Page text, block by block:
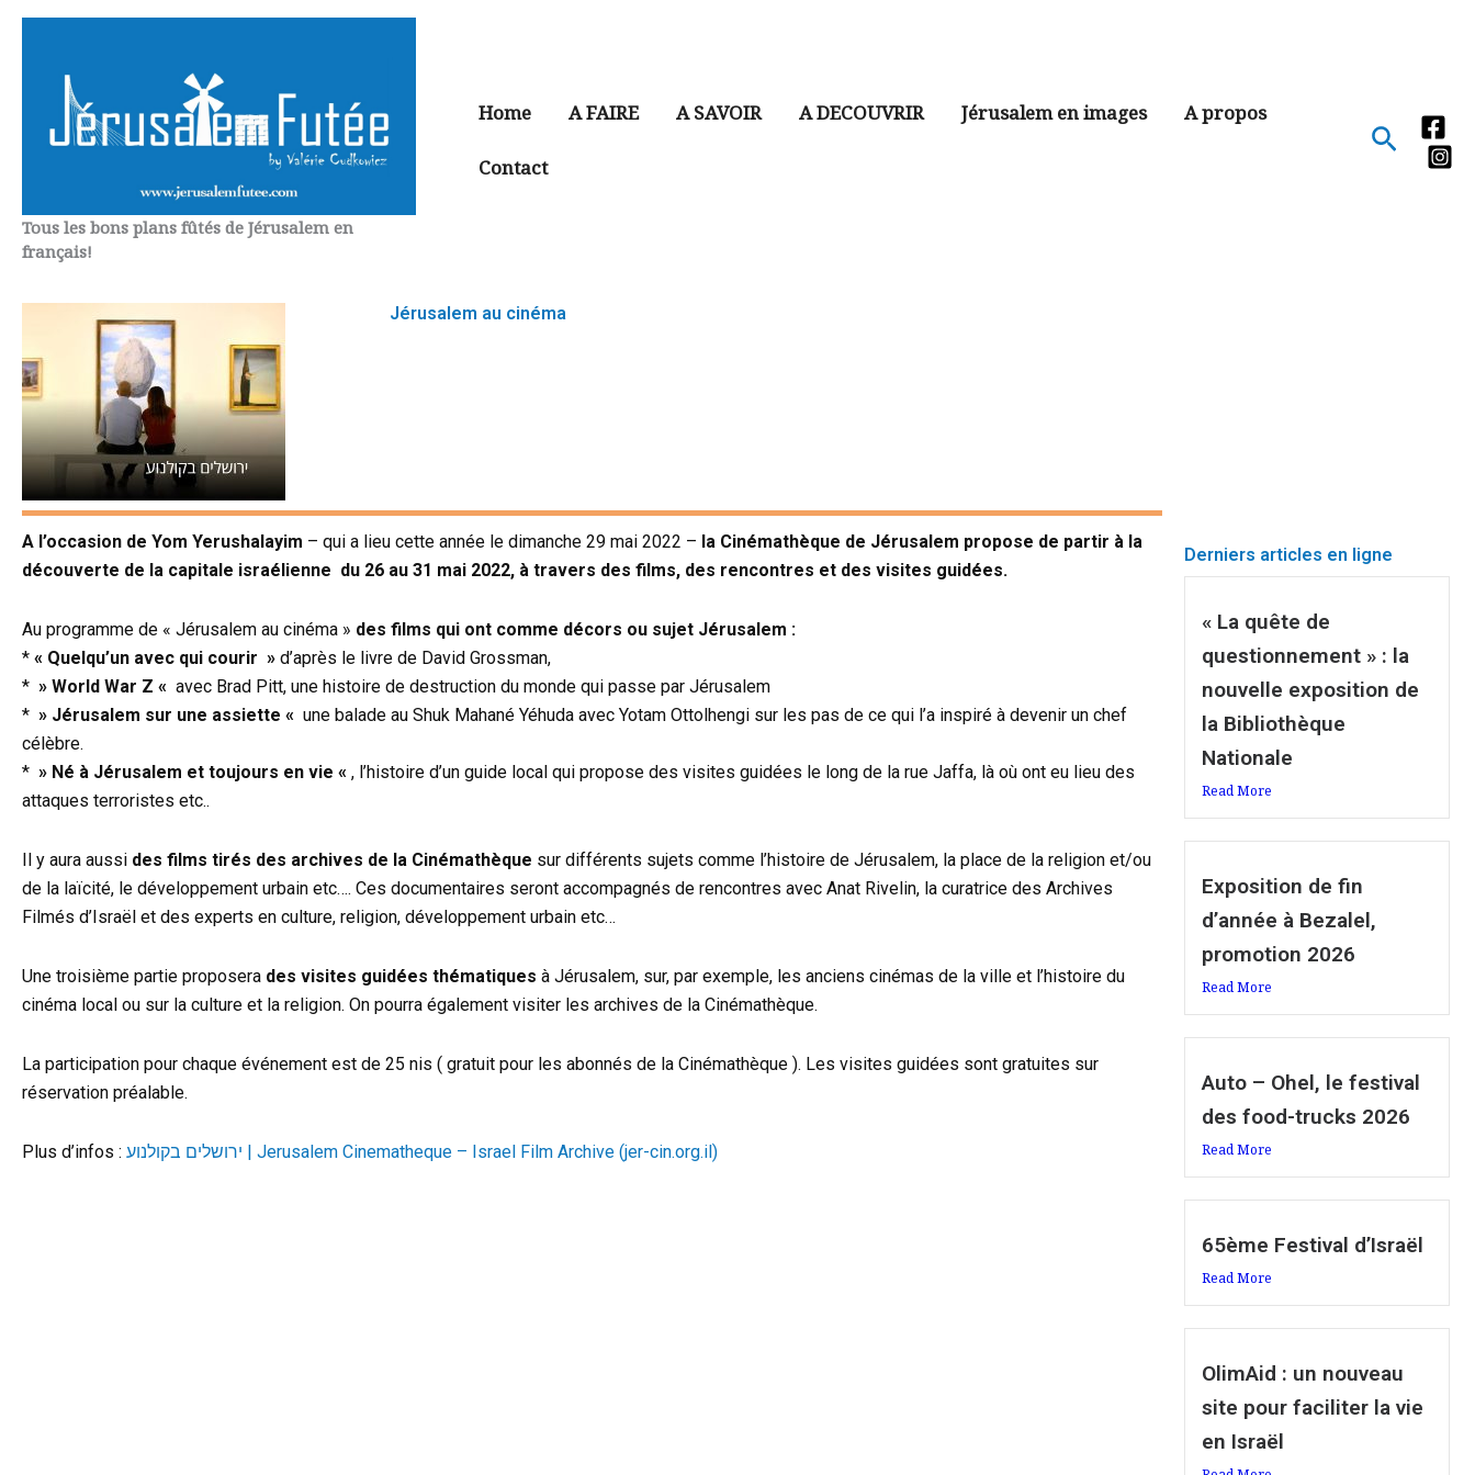
Aller
contenu
Tous les bons plans fûtés de Jérusalem en
français!
Home A FAIRE A SAVOIR A DECOUVRIR Jérusalem en images A propos
Contact
Jérusalem au cinéma
A l’occasion de Yom Yerushalayim – qui a lieu cette année le dimanche 29 mai 2022 – la Cinémathèque de Jérusalem propose de partir à la
découverte de la capitale israélienne du 26 au 31 mai 2022, à travers des films, des rencontres et des visites guidées.
Au programme de « Jérusalem au cinéma » des films qui ont comme décors ou sujet Jérusalem :
* « Quelqu’un avec qui courir » d’après le livre de David Grossman,
* » World War Z « avec Brad Pitt, une histoire de destruction du monde qui passe par Jérusalem
* » Jérusalem sur une assiette « une balade au Shuk Mahané Yéhuda avec Yotam Ottolhengi sur les pas de ce qui l’a inspiré à devenir un chef
célèbre.
* » Né à Jérusalem et toujours en vie « , l’histoire d’un guide local qui propose des visites guidées le long de la rue Jaffa, là où ont eu lieu des
attaques terroristes etc..
Il y aura aussi des films tirés des archives de la Cinémathèque sur différents sujets comme l’histoire de Jérusalem, la place de la religion et/ou
de la laïcité, le développement urbain etc…. Ces documentaires seront accompagnés de rencontres avec Anat Rivelin, la curatrice des Archives
Filmés d’Israël et des experts en culture, religion, développement urbain etc…
Une troisième partie proposera des visites guidées thématiques à Jérusalem, sur, par exemple, les anciens cinémas de la ville et l’histoire du
cinéma local ou sur la culture et la religion. On pourra également visiter les archives de la Cinémathèque.
La participation pour chaque événement est de 25 nis ( gratuit pour les abonnés de la Cinémathèque ). Les visites guidées sont gratuites sur
réservation préalable.
Plus d’infos : ירושלים בקולנוע | Jerusalem Cinematheque – Israel Film Archive (jer-cin.org.il)
Derniers articles en ligne
« La quête de
questionnement » : la
nouvelle exposition de
la Bibliothèque
Nationale
Read More
Exposition de fin
d’année à Bezalel,
promotion 2026
Read More
Auto – Ohel, le festival
des food-trucks 2026
Read More
65ème Festival d’Israël
Read More
OlimAid : un nouveau
site pour faciliter la vie
en Israël